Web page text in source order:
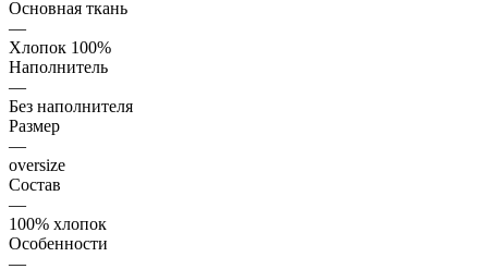
Основная ткань
—
Хлопок 100%
Наполнитель
—
Без наполнителя
Размер
—
oversize
Состав
—
100% хлопок
Особенности
—